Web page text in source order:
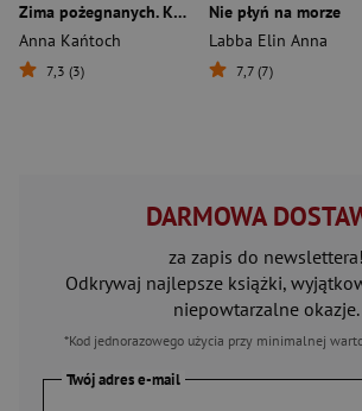
Zima pożegnanych. Krystyna Lesińska. Tom 4
Anna Kańtoch
7,3 (3)
Nie płyń na morze
Labba Elin Anna
7,7 (7)
DARMOWA
za zapis do newslettera!
Odkrywaj najlepsze książki,
niepowtarzalne okazje.
*Kod jednorazowego użycia przy minimalnej
Twój adres e-mail